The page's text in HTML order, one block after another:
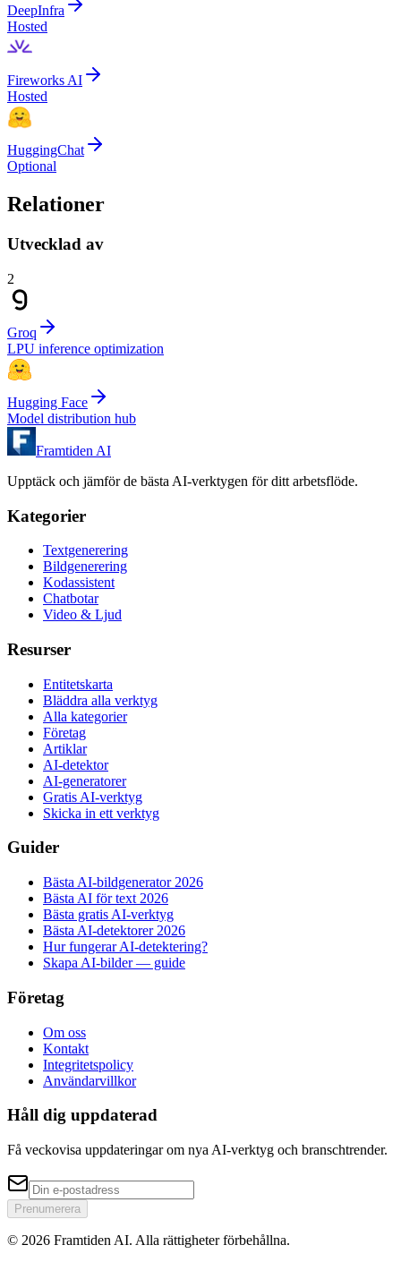
DeepInfra
Hosted
Fireworks AI
Hosted
HuggingChat
Optional
Relationer
Utvecklad av
2
Groq
LPU inference optimization
Hugging Face
Model distribution hub
Framtiden AI
Upptäck och jämför de bästa AI-verktygen för ditt arbetsflöde.
Kategorier
Textgenerering
Bildgenerering
Kodassistent
Chatbotar
Video & Ljud
Resurser
Entitetskarta
Bläddra alla verktyg
Alla kategorier
Företag
Artiklar
AI-detektor
AI-generatorer
Gratis AI-verktyg
Skicka in ett verktyg
Guider
Bästa AI-bildgenerator 2026
Bästa AI för text 2026
Bästa gratis AI-verktyg
Bästa AI-detektorer 2026
Hur fungerar AI-detektering?
Skapa AI-bilder — guide
Företag
Om oss
Kontakt
Integritetspolicy
Användarvillkor
Håll dig uppdaterad
Få veckovisa uppdateringar om nya AI-verktyg och branschtrender.
Prenumerera
© 2026 Framtiden AI. Alla rättigheter förbehållna.